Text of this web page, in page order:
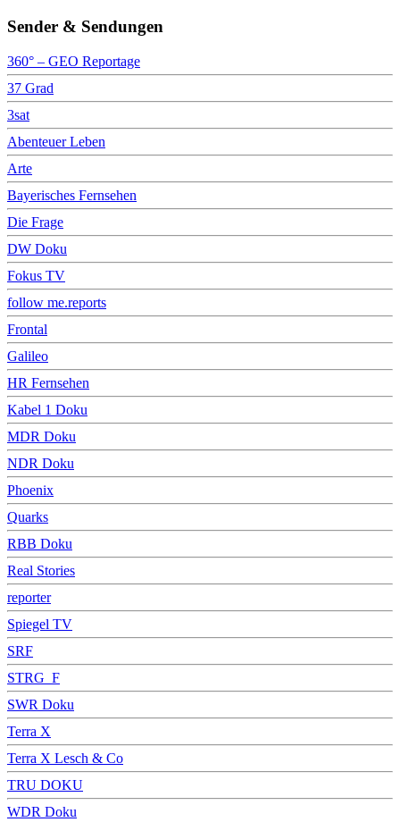
Sender & Sendungen
360° – GEO Reportage
37 Grad
3sat
Abenteuer Leben
Arte
Bayerisches Fernsehen
Die Frage
DW Doku
Fokus TV
follow me.reports
Frontal
Galileo
HR Fernsehen
Kabel 1 Doku
MDR Doku
NDR Doku
Phoenix
Quarks
RBB Doku
Real Stories
reporter
Spiegel TV
SRF
STRG_F
SWR Doku
Terra X
Terra X Lesch & Co
TRU DOKU
WDR Doku